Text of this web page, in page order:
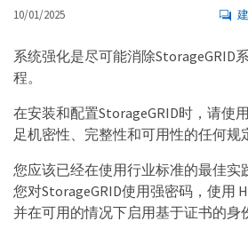
10/01/2025
系统强化是尽可能消除StorageGRID
程。
在安装和配置StorageGRID时，请使
足机密性、完整性和可用性的任何规
您应该已经在使用行业标准的最佳实
您对StorageGRID使用强密码，使用
并在可用的情况下启用基于证书的身